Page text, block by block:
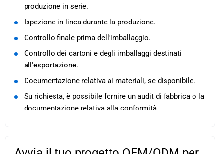
produzione in serie.
Ispezione in linea durante la produzione.
Controllo finale prima dell'imballaggio.
Controllo dei cartoni e degli imballaggi destinati
all'esportazione.
Documentazione relativa ai materiali, se disponibile.
Su richiesta, è possibile fornire un audit di fabbrica o la
documentazione relativa alla conformità.